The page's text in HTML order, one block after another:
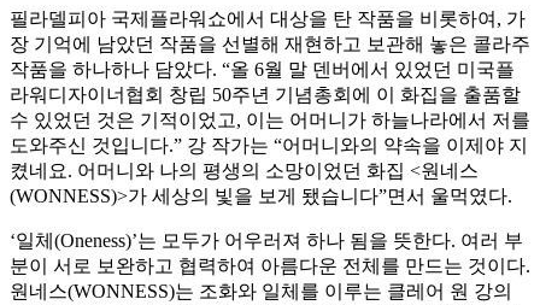
필라델피아 국제플라워쇼에서 대상을 탄 작품을 비롯하여, 가
장 기억에 남았던 작품을 선별해 재현하고 보관해 놓은 콜라주
작품을 하나하나 담았다. “올 6월 말 덴버에서 있었던 미국플
라워디자이너협회 창립 50주년 기념총회에 이 화집을 출품할
수 있었던 것은 기적이었고, 이는 어머니가 하늘나라에서 저를
도와주신 것입니다.” 강 작가는 “어머니와의 약속을 이제야 지
켰네요. 어머니와 나의 평생의 소망이었던 화집 <원네스
(WONNESS)>가 세상의 빛을 보게 됐습니다”면서 울먹였다.
‘일체(Oneness)’는 모두가 어우러져 하나 됨을 뜻한다. 여러 부
분이 서로 보완하고 협력하여 아름다운 전체를 만드는 것이다.
원네스(WONNESS)는 조화와 일체를 이루는 클레어 원 강의